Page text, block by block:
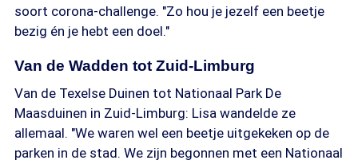
soort corona-challenge. "Zo hou je jezelf een beetje
bezig én je hebt een doel."
Van de Wadden tot Zuid-Limburg
Van de Texelse Duinen tot Nationaal Park De
Maasduinen in Zuid-Limburg: Lisa wandelde ze
allemaal. "We waren wel een beetje uitgekeken op de
parken in de stad. We zijn begonnen met een Nationaal